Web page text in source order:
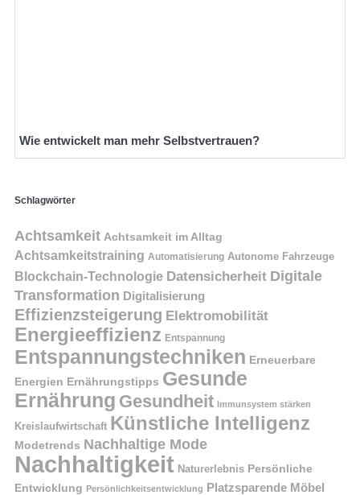
Wie entwickelt man mehr Selbstvertrauen?
Schlagwörter
Achtsamkeit Achtsamkeit im Alltag
Achtsamkeitstraining Automatisierung Autonome Fahrzeuge
Blockchain-Technologie Datensicherheit Digitale
Transformation Digitalisierung
Effizienzsteigerung Elektromobilität
Energieeffizienz Entspannung
Entspannungstechniken Erneuerbare
Energien Ernährungstipps Gesunde
Ernährung Gesundheit Immunsystem stärken
Kreislaufwirtschaft Künstliche Intelligenz
Modetrends Nachhaltige Mode
Nachhaltigkeit Naturerlebnis Persönliche
Entwicklung Persönlichkeitsentwicklung Platzsparende Möbel